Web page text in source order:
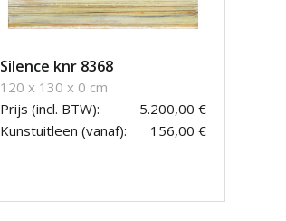
Silence knr 8368
120 x 130 x 0 cm
Prijs (incl. BTW):
5.200,00 €
Kunstuitleen (vanaf):
156,00 €